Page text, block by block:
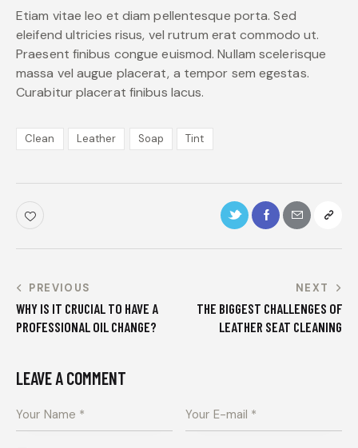
Etiam vitae leo et diam pellentesque porta. Sed
eleifend ultricies risus, vel rutrum erat commodo ut.
Praesent finibus congue euismod. Nullam scelerisque
massa vel augue placerat, a tempor sem egestas.
Curabitur placerat finibus lacus.
Clean Leather Soap Tint
PREVIOUS
WHY IS IT CRUCIAL TO HAVE A
PROFESSIONAL OIL CHANGE?
NEXT
THE BIGGEST CHALLENGES OF
LEATHER SEAT CLEANING
LEAVE A COMMENT